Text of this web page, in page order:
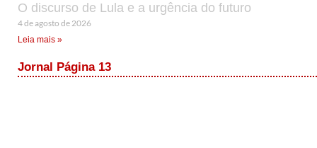
O discurso de Lula e a urgência do futuro
4 de agosto de 2026
Leia mais »
Jornal Página 13